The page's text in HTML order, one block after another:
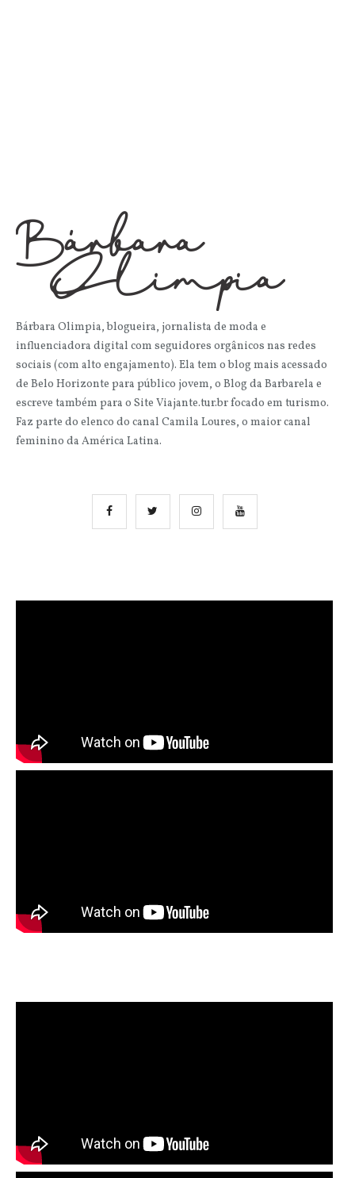
Bárbara Olimpia, blogueira, jornalista de moda e
influenciadora digital com seguidores orgânicos nas redes
sociais (com alto engajamento). Ela tem o blog mais acessado
de Belo Horizonte para público jovem, o Blog da Barbarela e
escreve também para o Site Viajante.tur.br focado em turismo.
Faz parte do elenco do canal Camila Loures, o maior canal
feminino da América Latina.